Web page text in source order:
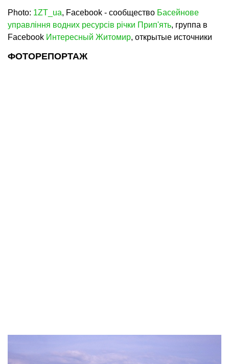
Photo: 1ZT_ua, Facebook - сообщество Басейнове
управління водних ресурсів річки Прип'ять, группа в
Facebook Интересный Житомир, открытые источники
ФОТОРЕПОРТАЖ